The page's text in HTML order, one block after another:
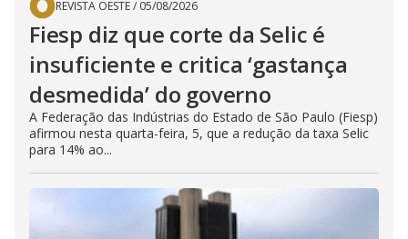
REVISTA OESTE/ 05/08/2026
Fiesp diz que corte da Selic é
insuficiente e critica ‘gastança
desmedida’ do governo
A Federação das Indústrias do Estado de São Paulo (Fiesp)
afirmou nesta quarta-feira, 5, que a redução da taxa Selic
para 14% ao...